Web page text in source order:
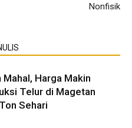
Nonfisik
Mahal, Harga Makin
Telur di Magetan
Sehari